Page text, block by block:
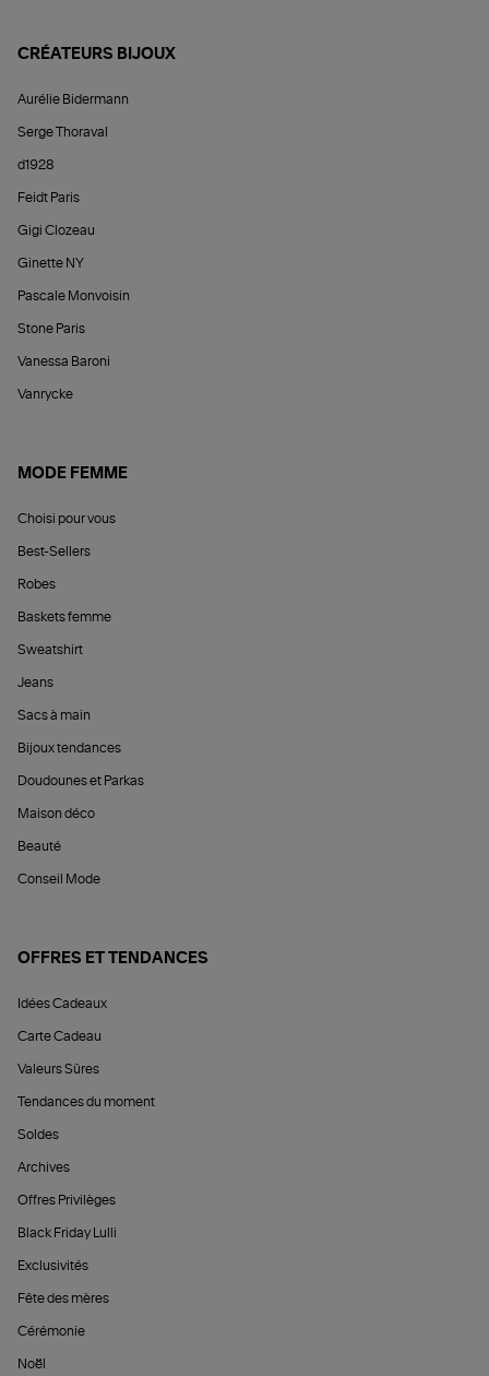
CRÉATEURS BIJOUX
Aurélie Bidermann
Serge Thoraval
d1928
Feidt Paris
Gigi Clozeau
Ginette NY
Pascale Monvoisin
Stone Paris
Vanessa Baroni
Vanrycke
MODE FEMME
Choisi pour vous
Best-Sellers
Robes
Baskets femme
Sweatshirt
Jeans
Sacs à main
Bijoux tendances
Doudounes et Parkas
Maison déco
Beauté
Conseil Mode
OFFRES ET TENDANCES
Idées Cadeaux
Carte Cadeau
Valeurs Sûres
Tendances du moment
Soldes
Archives
Offres Privilèges
Black Friday Lulli
Exclusivités
Fête des mères
Cérémonie
Noël